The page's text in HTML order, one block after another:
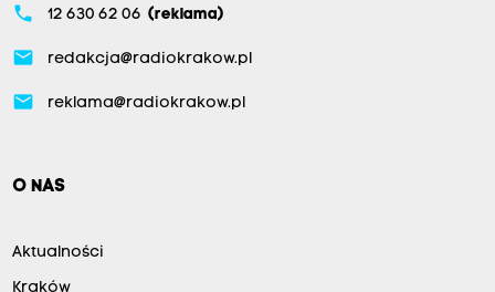
phone 12 630 62 06 (reklama)
email redakcja@radiokrakow.pl
email reklama@radiokrakow.pl
O NAS
Aktualności
Kraków